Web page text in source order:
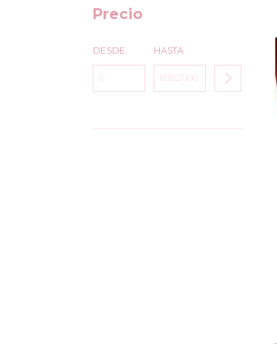
Precio
DESDE HASTA